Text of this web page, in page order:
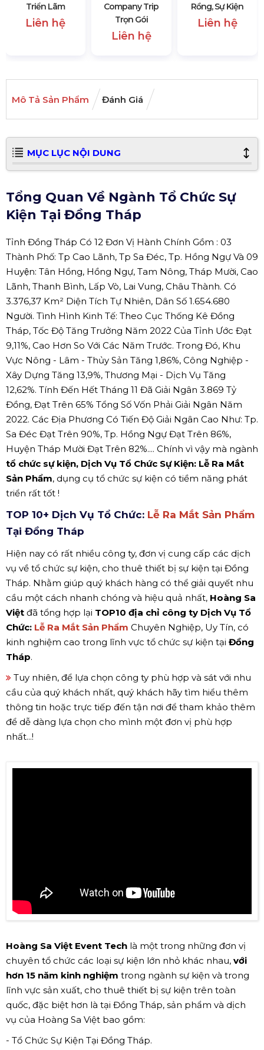
Triển Lãm
Liên hệ
Company Trip
Trọn Gói
Liên hệ
Rồng, Sự Kiện
Liên hệ
Mô Tả Sản Phẩm Đánh Giá
MỤC LỤC NỘI DUNG
Tổng Quan Về Ngành Tổ Chức Sự
Kiện Tại Đồng Tháp
Tỉnh Đồng Tháp Có 12 Đơn Vị Hành Chính Gồm : 03
Thành Phố: Tp Cao Lãnh, Tp Sa Đéc, Tp. Hồng Ngự Và 09
Huyện: Tân Hồng, Hồng Ngự, Tam Nông, Tháp Mười, Cao
Lãnh, Thanh Bình, Lấp Vò, Lai Vung, Châu Thành. Có
3.376,37 Km² Diện Tích Tự Nhiên, Dân Số 1.654.680
Người. Tình Hình Kinh Tế: Theo Cục Thống Kê Đồng
Tháp, Tốc Độ Tăng Trưởng Năm 2022 Của Tỉnh Ước Đạt
9,11%, Cao Hơn So Với Các Năm Trước. Trong Đó, Khu
Vực Nông - Lâm - Thủy Sản Tăng 1,86%, Công Nghiệp -
Xây Dựng Tăng 13,9%, Thương Mại - Dịch Vụ Tăng
12,62%. Tính Đến Hết Tháng 11 Đã Giải Ngân 3.869 Tỷ
Đồng, Đạt Trên 65% Tổng Số Vốn Phải Giải Ngân Năm
2022. Các Địa Phương Có Tiến Độ Giải Ngân Cao Như: Tp.
Sa Đéc Đạt Trên 90%, Tp. Hồng Ngự Đạt Trên 86%,
Huyện Tháp Mười Đạt Trên 82%.... Chính vì vậy mà ngành
tổ chức sự kiện, Dịch Vụ Tổ Chức Sự Kiện: Lễ Ra Mắt
Sản Phẩm, dụng cụ tổ chức sự kiện có tiềm năng phát
triển rất tốt !
TOP 10+ Dịch Vụ Tổ Chức: Lễ Ra Mắt Sản Phẩm
Tại Đồng Tháp
Hiện nay có rất nhiều công ty, đơn vị cung cấp các dịch
vụ về tổ chức sự kiện, cho thuê thiết bị sự kiện tại Đồng
Tháp. Nhằm giúp quý khách hàng có thể giải quyết nhu
cầu một cách nhanh chóng và hiệu quả nhất, Hoàng Sa
Việt đã tổng hợp lại TOP10 địa chỉ công ty Dịch Vụ Tổ
Chức: Lễ Ra Mắt Sản Phẩm Chuyên Nghiệp, Uy Tín, có
kinh nghiệm cao trong lĩnh vực tổ chức sự kiện tại Đồng
Tháp.
Tuy nhiên, để lựa chọn công ty phù hợp và sát với nhu
cầu của quý khách nhất, quý khách hãy tìm hiểu thêm
thông tin hoặc trực tiếp đến tận nơi để tham khảo thêm
để dễ dàng lựa chọn cho mình một đơn vị phù hợp
nhất...!
Hoàng Sa Việt Event Tech là một trong những đơn vị
chuyên tổ chức các loại sự kiện lớn nhỏ khác nhau, với
hơn 15 năm kinh nghiệm trong ngành sự kiện và trong
lĩnh vực sản xuất, cho thuê thiết bị sự kiện trên toàn
quốc, đặc biệt hơn là tại Đồng Tháp, sản phẩm và dịch
vụ của Hoàng Sa Việt bao gồm:
- Tổ Chức Sự Kiện Tại Đồng Tháp.